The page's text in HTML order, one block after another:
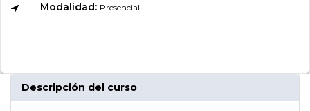
Modalidad: Presencial
Descripción del curso